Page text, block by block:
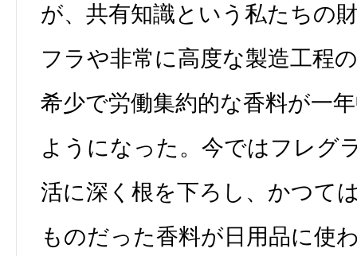
が、共有知識という私たちの
フラや非常に高度な製造工程
希少で労働集約的な香料が一
ようになった。今ではフレグ
活に深く根を下ろし、かつて
ものだった香料が日用品に使